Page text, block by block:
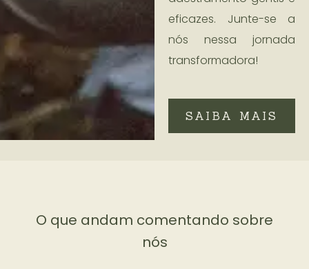
eficazes. Junte-se a
nós nessa jornada
transformadora!
SAIBA MAIS
O que andam comentando sobre
nós